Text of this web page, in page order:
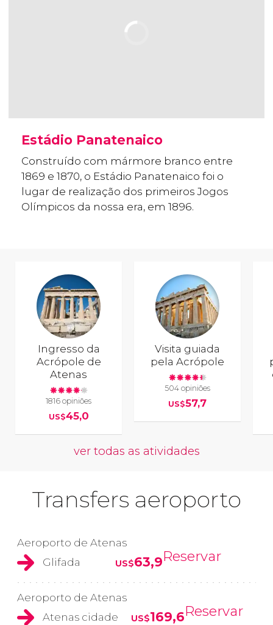
Estádio Panatenaico
Construído com mármore branco entre
1869 e 1870, o Estádio Panatenaico foi o
lugar de realização dos primeiros Jogos
Olímpicos da nossa era, em 1896.
Ingresso da
Acrópole de
Atenas
1816 opiniões
US$45,0
Visita guiada
pela Acrópole
504 opiniões
US$57,7
ver todas as atividades
Transfers aeroporto
Aeroporto de Atenas
Glifada
US$63,9Reservar
Aeroporto de Atenas
Atenas cidade
US$169,6Reservar